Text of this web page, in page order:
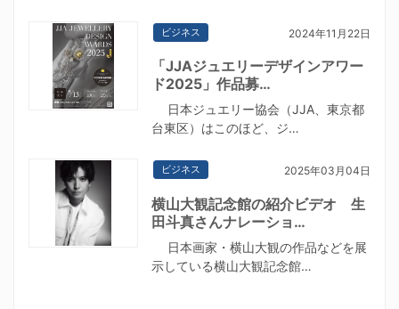
ビジネス 2024年11月22日
「JJAジュエリーデザインアワー
ド2025」作品募…
日本ジュエリー協会（JJA、東京都
台東区）はこのほど、ジ…
ビジネス 2025年03月04日
横山大観記念館の紹介ビデオ 生
田斗真さんナレーショ…
日本画家・横山大観の作品などを展
示している横山大観記念館…